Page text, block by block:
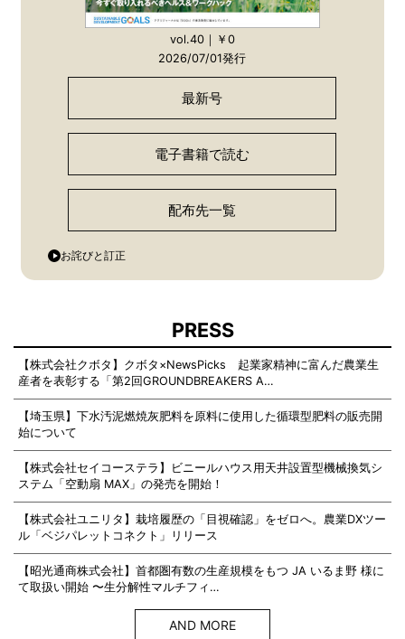
vol.40｜￥0
2026/07/01発行
最新号
電子書籍で読む
配布先一覧
お詫びと訂正
PRESS
【株式会社クボタ】クボタ×NewsPicks 起業家精神に富んだ農業生
産者を表彰する「第2回GROUNDBREAKERS A…
【埼玉県】下水汚泥燃焼灰肥料を原料に使用した循環型肥料の販売開
始について
【株式会社セイコーステラ】ビニールハウス用天井設置型機械換気シ
ステム「空動扇 MAX」の発売を開始！
【株式会社ユニリタ】栽培履歴の「目視確認」をゼロへ。農業DXツー
ル「ベジパレットコネクト」リリース
【昭光通商株式会社】首都圏有数の生産規模をもつ JA いるま野 様に
て取扱い開始 〜生分解性マルチフィ…
AND MORE